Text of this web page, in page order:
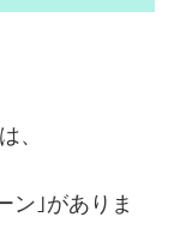
、
ン｣がありま